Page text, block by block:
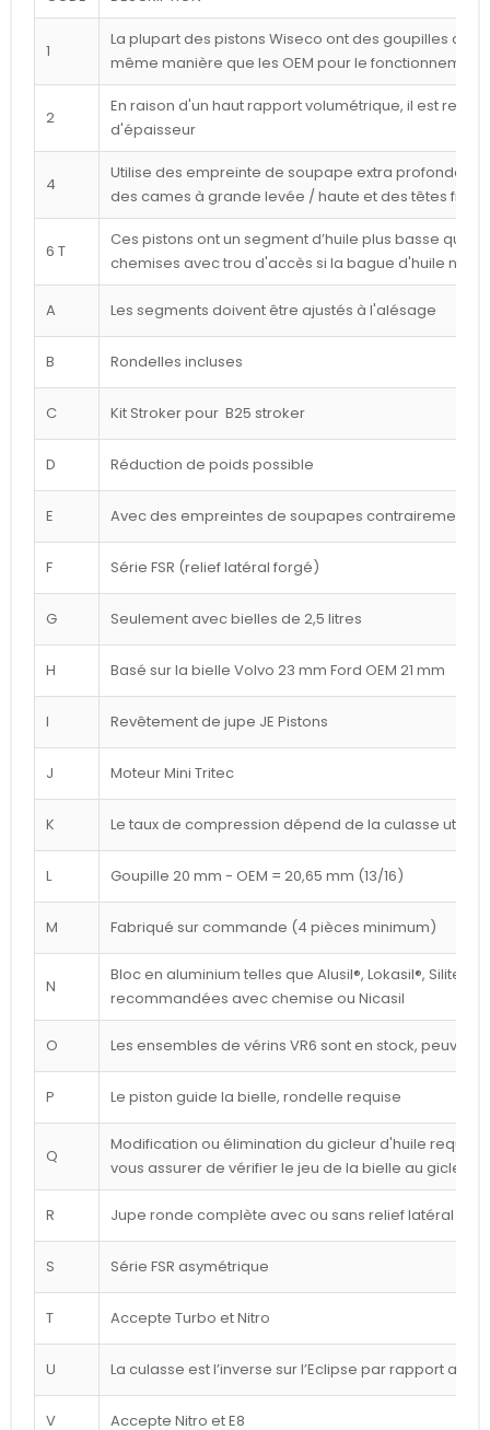
1
La plupart des pistons Wiseco ont des goupilles
même manière que les OEM pour le
2
En raison d'un haut rapport volumétrique, il est
d'épaisseur
4
Utilise des empreinte de soupape extra profondes
des cames à grande levée / haute et des têtes
6 T
Ces pistons ont un segment d’huile plus basse que
chemises avec trou d'accès si la bague d'huile
A Les segments doivent être ajustés à l'alésage
B Rondelles incluses
C Kit Stroker pour B25 stroker
D Réduction de poids possible
E Avec des empreintes de soupapes contrairement à
F Série FSR (relief latéral forgé)
G Seulement avec bielles de 2,5 litres
H Basé sur la bielle Volvo 23 mm Ford OEM 21 mm
I Revêtement de jupe JE Pistons
J Moteur Mini Tritec
K Le taux de compression dépend de la culasse
L Goupille 20 mm - OEM = 20,65 mm (13/16)
M Fabriqué sur commande (4 pièces minimum)
N
Bloc en aluminium telles que Alusil®, Lokasil®, Silitec®,
recommandées avec chemise ou Nicasil
O Les ensembles de vérins VR6 sont en stock, peuvent
P Le piston guide la bielle, rondelle requise
Q
Modification ou élimination du gicleur d'huile
vous assurer de vérifier le jeu de la bielle au gicleur
R Jupe ronde complète avec ou sans relief latéral
S Série FSR asymétrique
T Accepte Turbo et Nitro
U La culasse est l’inverse sur l’Eclipse par rapport au
V Accepte Nitro et E8